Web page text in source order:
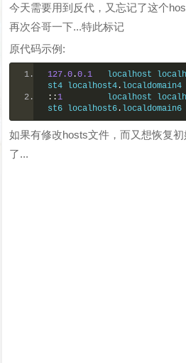
今天需要用到反代，又忘记了这个
再次谷哥一下...特此标记
原代码示例:
127.0 .0.1
localhost
st4 localhost4 . localdomain4
:: 1
localhost
st6 localhost6 . localdomain6
如果有修改hosts文件，而又想恢复
了...